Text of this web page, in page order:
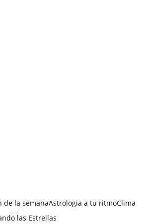
de la semanaAstrologia a tu ritmoClima
las Estrellas